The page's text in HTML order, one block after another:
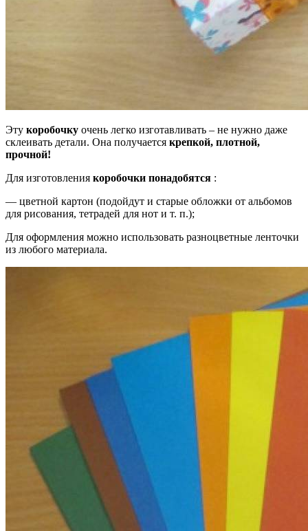
Эту коробочку очень легко изготавливать – не нужно даже
склеивать детали. Она получается крепкой, плотной,
прочной!
Для изготовления коробочки понадобятся :
— цветной картон (подойдут и старые обложки от альбомов
для рисования, тетрадей для нот и т. п.);
Для оформления можно использовать разноцветные ленточки
из любого материала.